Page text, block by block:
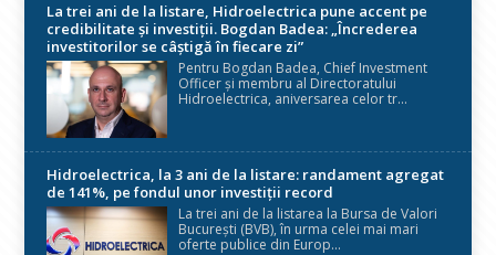
La trei ani de la listare, Hidroelectrica pune accent pe
credibilitate și investiții. Bogdan Badea: „Încrederea
investitorilor se câștigă în fiecare zi”
Pentru Bogdan Badea, Chief Investment
Officer și membru al Directoratului
Hidroelectrica, aniversarea celor tr...
Hidroelectrica, la 3 ani de la listare: randament agregat
de 141%, pe fondul unor investiții record
La trei ani de la listarea la Bursa de Valori
București (BVB), în urma celei mai mari
oferte publice din Europ...